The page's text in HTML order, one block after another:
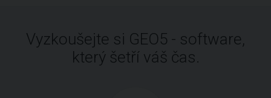
Vyzkoušejte si GEO5 - software,
který šetří váš čas.